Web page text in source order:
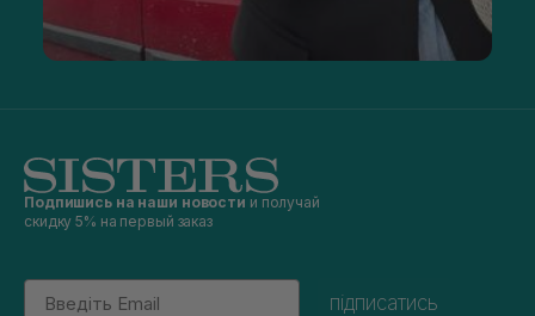
Подпишись на наши новости и получай
скидку 5% на первый заказ
Email
підписатись